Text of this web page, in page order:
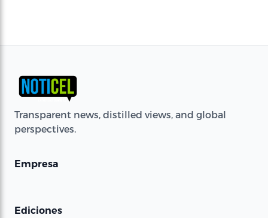
Transparent news, distilled views, and global
perspectives.
Empresa
Ediciones